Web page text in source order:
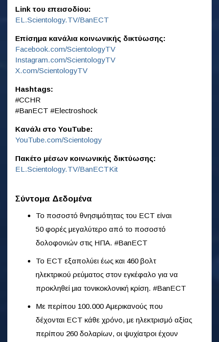
Link του επεισοδίου:
EL.Scientology.TV/BanECT
Επίσημα κανάλια κοινωνικής δικτύωσης:
Facebook.com/ScientologyTV
Instagram.com/ScientologyTV
X.com/ScientologyTV
Hashtags:
‎#CCHR
‎#BanECT ‎#Electroshock
Κανάλι στο YouTube:
YouTube.com/Scientology
Πακέτο μέσων κοινωνικής δικτύωσης:
EL.Scientology.TV/BanECTKit
Σύντομα Δεδομένα
Το ποσοστό θνησιμότητας του ECT είναι
50 φορές μεγαλύτερο από το ποσοστό
δολοφονιών στις ΗΠΑ. #BanECT
Το ECT εξαπολύει έως και 460 βολτ
ηλεκτρικού ρεύματος στον εγκέφαλο για να
προκληθεί μια τονικοκλονική κρίση. #BanECT
Με περίπου 100.000 Αμερικανούς που
δέχονται ECT κάθε χρόνο, με ηλεκτρισμό αξίας
περίπου 260 δολαρίων, οι ψυχίατροι έχουν